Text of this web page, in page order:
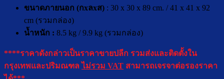
ขนาดภายนอก (กxลxส) : 30 x 30 x 89 cm. / 41 x 41 x 92
cm (รวมกล่อง)
น้ำหนัก : 8.5 kg / 9.9 kg (รวมกล่อง)
****ราคาดังกล่าวเป็นราคาขายปลีก รวมส่งและติดตั้งใน
กรุงเทพและปริมณฑลไม่รวม VAT สามารถเจรจาต่อรองราคา